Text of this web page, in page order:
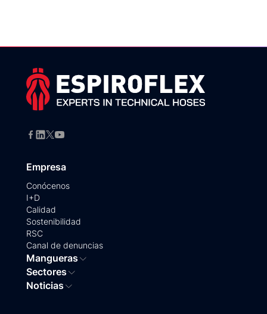
Empresa
Conócenos
I+D
Calidad
Sostenibilidad
RSC
Canal de denuncias
Mangueras
Sectores
Noticias